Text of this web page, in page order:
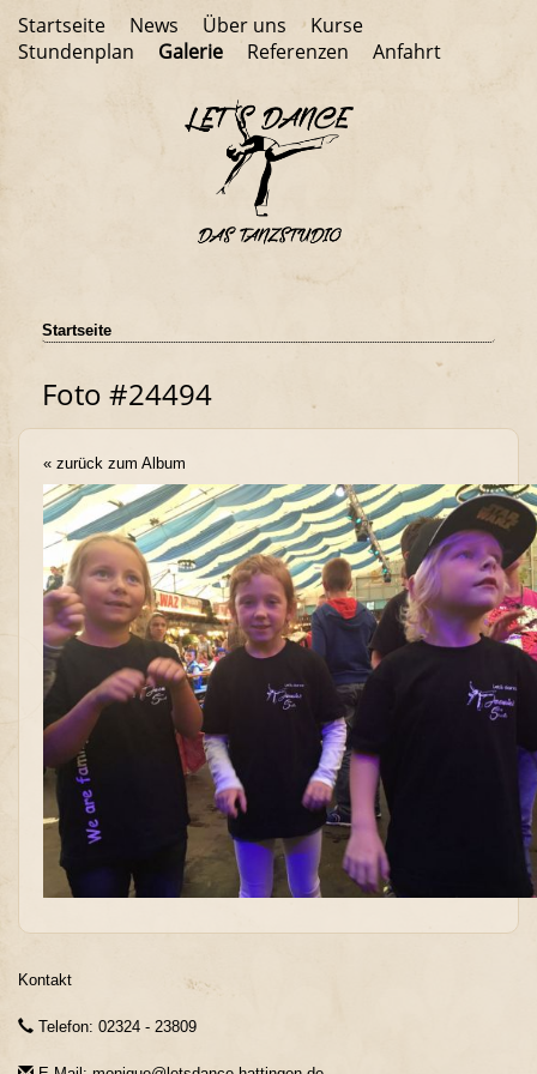
Startseite News Über uns
Kurse
Stundenplan
Galerie Referenzen Anfahrt
Startseite
Foto #24494
« zurück zum Album
Kontakt
Telefon: 02324 - 23809